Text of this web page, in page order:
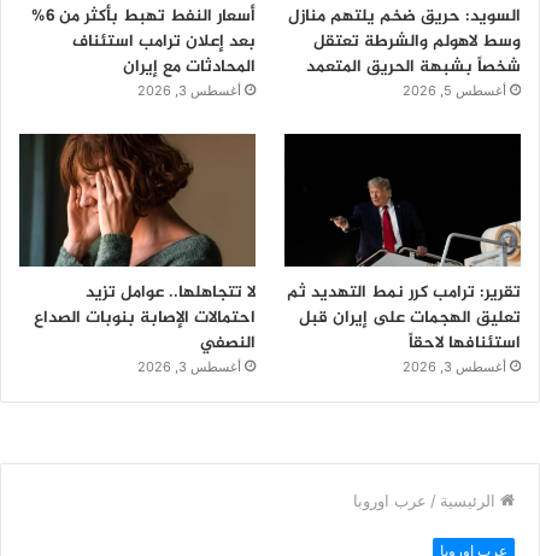
السويد: حريق ضخم يلتهم منازل
وسط لاهولم والشرطة تعتقل
شخصاً بشبهة الحريق المتعمد
أغسطس 5, 2026
أسعار النفط تهبط بأكثر من 6%
بعد إعلان ترامب استئناف
المحادثات مع إيران
أغسطس 3, 2026
تقرير: ترامب كرر نمط التهديد ثم
تعليق الهجمات على إيران قبل
استئنافها لاحقاً
أغسطس 3, 2026
لا تتجاهلها.. عوامل تزيد
احتمالات الإصابة بنوبات الصداع
النصفي
أغسطس 3, 2026